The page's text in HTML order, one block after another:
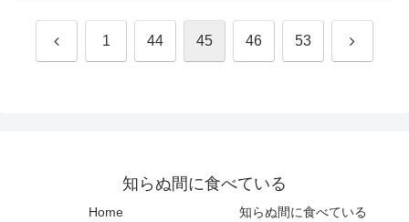
前 1 44 45 46 53 次
知らぬ間に食べている
Home 知らぬ間に食べている